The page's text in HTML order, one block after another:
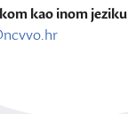
kao inom jeziku